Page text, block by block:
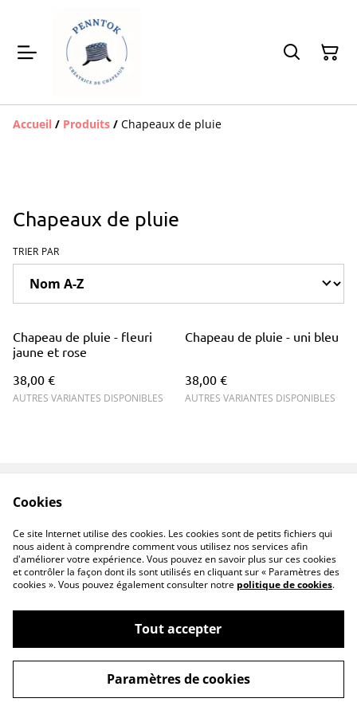
Accueil / Produits / Chapeaux de pluie
Chapeaux de pluie
TRIER PAR
Chapeau de pluie - fleuri
jaune et rose
38,00 €
AUTRES VARIANTES DISPONIBLES
Chapeau de pluie - uni bleu
38,00 €
AUTRES VARIANTES DISPONIBLES
confidentialité
©2026PENNTOK
powered by
Cookies
Ce site Internet utilise des cookies. Les cookies sont de petits fichiers qui
nous aident à comprendre comment vous utilisez nos services afin
d'améliorer votre expérience. Vous pouvez en savoir plus sur ces cookies
et contrôler la façon dont ils sont utilisés en cliquant sur « Paramètres des
cookies ». Vous pouvez également consulter notre politique de cookies.
Tout accepter
Paramètres de cookies